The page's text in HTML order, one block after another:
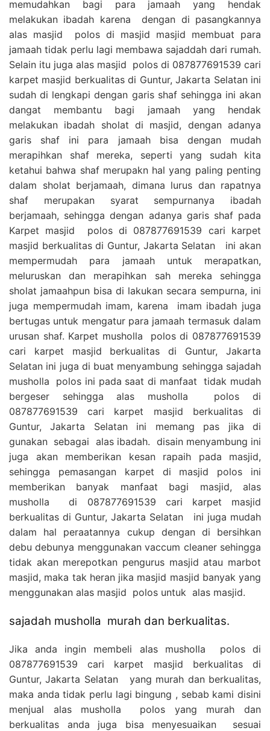
memudahkan bagi para jamaah yang hendak
melakukan ibadah karena dengan di pasangkannya
alas masjid polos di masjid masjid membuat para
jamaah tidak perlu lagi membawa sajaddah dari rumah.
Selain itu juga alas masjid polos di 087877691539 cari
karpet masjid berkualitas di Guntur, Jakarta Selatan ini
sudah di lengkapi dengan garis shaf sehingga ini akan
dangat membantu bagi jamaah yang hendak
melakukan ibadah sholat di masjid, dengan adanya
garis shaf ini para jamaah bisa dengan mudah
merapihkan shaf mereka, seperti yang sudah kita
ketahui bahwa shaf merupakn hal yang paling penting
dalam sholat berjamaah, dimana lurus dan rapatnya
shaf merupakan syarat sempurnanya ibadah
berjamaah, sehingga dengan adanya garis shaf pada
Karpet masjid polos di 087877691539 cari karpet
masjid berkualitas di Guntur, Jakarta Selatan ini akan
mempermudah para jamaah untuk merapatkan,
meluruskan dan merapihkan sah mereka sehingga
sholat jamaahpun bisa di lakukan secara sempurna, ini
juga mempermudah imam, karena imam ibadah juga
bertugas untuk mengatur para jamaah termasuk dalam
urusan shaf. Karpet musholla polos di 087877691539
cari karpet masjid berkualitas di Guntur, Jakarta
Selatan ini juga di buat menyambung sehingga sajadah
musholla polos ini pada saat di manfaat tidak mudah
bergeser sehingga alas musholla polos di
087877691539 cari karpet masjid berkualitas di
Guntur, Jakarta Selatan ini memang pas jika di
gunakan sebagai alas ibadah. disain menyambung ini
juga akan memberikan kesan rapaih pada masjid,
sehingga pemasangan karpet di masjid polos ini
memberikan banyak manfaat bagi masjid, alas
musholla di 087877691539 cari karpet masjid
berkualitas di Guntur, Jakarta Selatan ini juga mudah
dalam hal peraatannya cukup dengan di bersihkan
debu debunya menggunakan vaccum cleaner sehingga
tidak akan merepotkan pengurus masjid atau marbot
masjid, maka tak heran jika masjid masjid banyak yang
menggunakan alas masjid polos untuk alas masjid.
sajadah musholla murah dan berkualitas.
Jika anda ingin membeli alas musholla polos di
087877691539 cari karpet masjid berkualitas di
Guntur, Jakarta Selatan yang murah dan berkualitas,
maka anda tidak perlu lagi bingung , sebab kami disini
menjual alas musholla polos yang murah dan
berkualitas anda juga bisa menyesuaikan sesuai